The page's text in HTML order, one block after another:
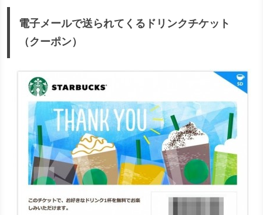
電子メールで送られてくるドリンクチケット
（クーポン）